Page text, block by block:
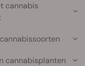
cannabis
cannabisplanten